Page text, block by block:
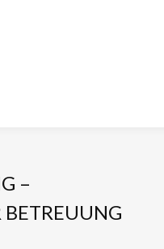
–
BETREUUNG